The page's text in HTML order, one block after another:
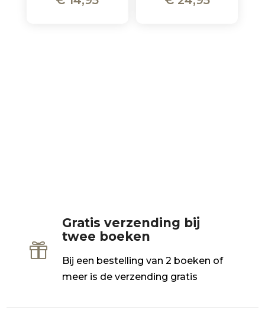

Gratis verzending bij
twee boeken
Bij een bestelling van 2 boeken of
meer is de verzending gratis